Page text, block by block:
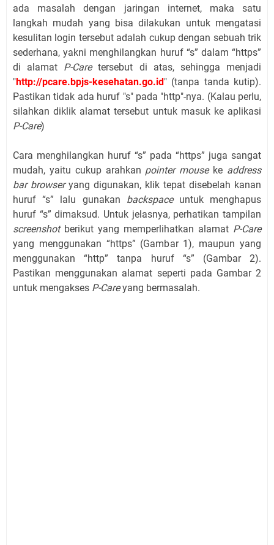
ada masalah dengan jaringan internet, maka satu
langkah mudah yang bisa dilakukan untuk mengatasi
kesulitan login tersebut adalah cukup dengan sebuah trik
sederhana, yakni menghilangkan huruf “s” dalam “https”
di alamat P-Caretersebut di atas, sehingga menjadi
"http://pcare.bpjs-kesehatan.go.id" (tanpa tanda kutip).
Pastikan tidak ada huruf "s" pada "http"-nya. (Kalau perlu,
silahkan diklik alamat tersebut untuk masuk ke aplikasi
P-Care)
Cara menghilangkan huruf “s” pada “https” juga sangat
mudah, yaitu cukup arahkan pointer mouseke address
bar browseryang digunakan, klik tepat disebelah kanan
huruf “s” lalu gunakan backspace untuk menghapus
huruf “s” dimaksud. Untuk jelasnya, perhatikan tampilan
screenshotberikut yang memperlihatkan alamat P-Care
yang menggunakan “https” (Gambar 1), maupun yang
menggunakan “http” tanpa huruf “s” (Gambar 2).
Pastikan menggunakan alamat seperti pada Gambar 2
untuk mengakses P-Careyang bermasalah.